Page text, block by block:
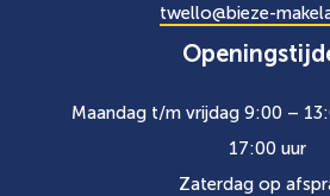
twello@bieze-
Maandag t/m vrijdag 9:00 –
17:00 uur
Zaterdag op